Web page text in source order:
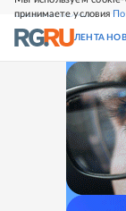
принимаете условия
СВЕЖИЙ НОМЕР
ЛЕНТА